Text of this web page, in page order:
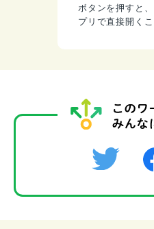
ボタンを押すと
プリで直接開く